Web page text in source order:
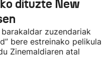
dituzte New
zuzendariak
bere estreinako pelikula
Zinemaldiaren atal